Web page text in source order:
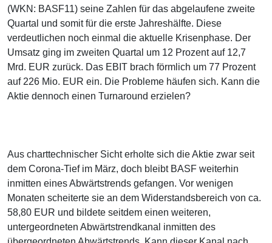
(WKN: BASF11) seine Zahlen für das abgelaufene zweite
Quartal und somit für die erste Jahreshälfte. Diese
verdeutlichen noch einmal die aktuelle Krisenphase. Der
Umsatz ging im zweiten Quartal um 12 Prozent auf 12,7
Mrd. EUR zurück. Das EBIT brach förmlich um 77 Prozent
auf 226 Mio. EUR ein. Die Probleme häufen sich. Kann die
Aktie dennoch einen Turnaround erzielen?
Aus charttechnischer Sicht erholte sich die Aktie zwar seit
dem Corona-Tief im März, doch bleibt BASF weiterhin
inmitten eines Abwärtstrends gefangen. Vor wenigen
Monaten scheiterte sie an dem Widerstandsbereich von ca.
58,80 EUR und bildete seitdem einen weiteren,
untergeordneten Abwärtstrendkanal inmitten des